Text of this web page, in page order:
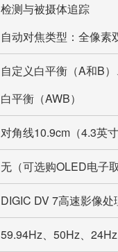
检测与被摄体追踪
自动对焦类型：全像
自定义白平衡（A和B
白平衡（AWB）
对角线10.9cm（4.3英
无（可选购OLED电子
DIGIC DV 7高速影像处
59.94Hz、50Hz、24Hz